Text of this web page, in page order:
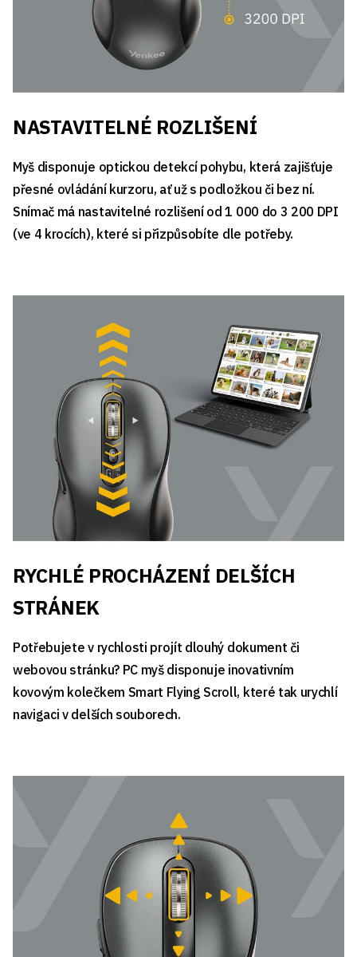
NASTAVITELNÉ ROZLIŠENÍ
Myš disponuje optickou detekcí pohybu, která zajišťuje
přesné ovládání kurzoru, ať už s podložkou či bez ní.
Snímač má nastavitelné rozlišení od 1 000 do 3 200 DPI
(ve 4 krocích), které si přizpůsobíte dle potřeby.
RYCHLÉ PROCHÁZENÍ DELŠÍCH
STRÁNEK
Potřebujete v rychlosti projít dlouhý dokument či
webovou stránku? PC myš disponuje inovativním
kovovým kolečkem Smart Flying Scroll, které tak urychlí
navigaci v delších souborech.